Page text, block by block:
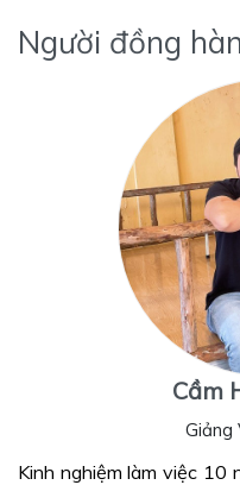
Người đồng
Cầm
Giảng
Kinh nghiệm làm việc 10